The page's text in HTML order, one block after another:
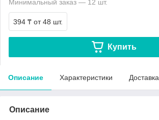
Минимальный заказ — 12 шт.
394 ₸ от 48 шт.
Купить
Описание Характеристики Доставка
Описание